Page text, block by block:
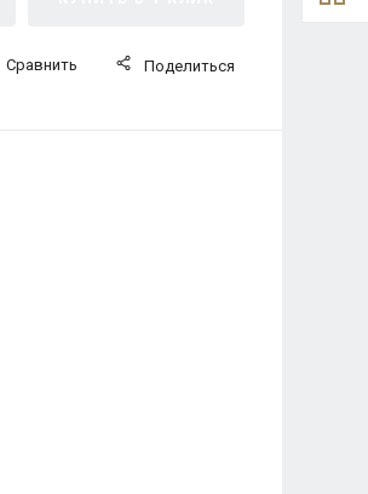
Сравнить Поделиться